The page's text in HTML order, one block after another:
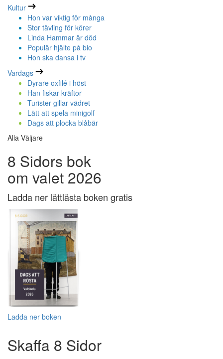
Kultur
Hon var viktig för många
Stor tävling för körer
Linda Hammar är död
Populär hjälte på bio
Hon ska dansa i tv
Vardags
Dyrare oxfilé i höst
Han fiskar kräftor
Turister gillar vädret
Lätt att spela minigolf
Dags att plocka blåbär
Alla Väljare
8 Sidors bok
om valet 2026
Ladda ner lättlästa boken gratis
Ladda ner boken
Skaffa 8 Sidor